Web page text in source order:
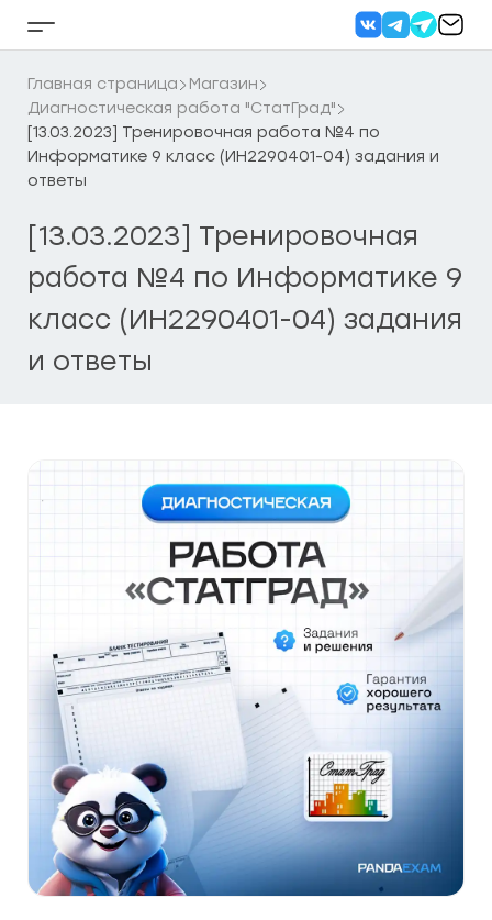
Кнопка
бокового
меню
Главная страница
Магазин
Диагностическая работа "СтатГрад"
[13.03.2023] Тренировочная работа №4 по
Информатике 9 класс (ИН2290401-04) задания и
ответы
[13.03.2023] Тренировочная
работа №4 по Информатике 9
класс (ИН2290401-04) задания
и ответы